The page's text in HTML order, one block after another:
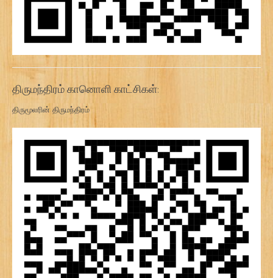
திருமந்திரம் கானொளி காட்சிகள்:
திருமூலரின் திருமந்திரம்